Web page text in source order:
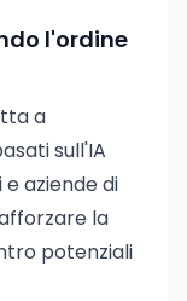
l'ordine
a
sull'IA
aziende di
la
potenziali